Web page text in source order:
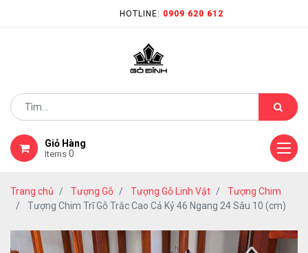
HOTLINE: 0909 620 612
Giỏ Hàng
Items 0
Trang chủ Tượng Gỗ Tượng Gỗ Linh Vật
Tượng Chim
Tượng Chim Trĩ Gỗ Trắc Cao Cả Kỷ 46 Ngang 24 Sâu 10 (cm)